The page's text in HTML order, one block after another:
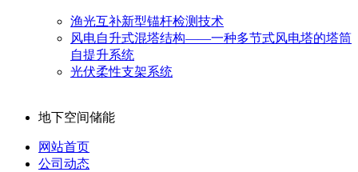
渔光互补新型锚杆检测技术
风电自升式混塔结构——一种多节式风电塔的塔筒
自提升系统
光伏柔性支架系统
地下空间储能
网站首页
公司动态